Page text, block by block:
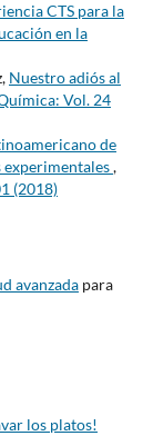
CTS para la
en la
Nuestro adiós al
Vol. 24
de
experimentales,
(2018)
avanzadapara
los platos!